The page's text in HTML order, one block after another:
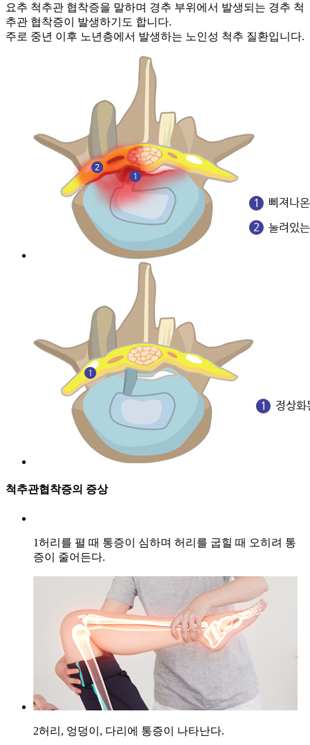
요추 척추관 협착증을 말하며 경추 부위에서 발생되는 경추 척
추관 협착증이 발생하기도 합니다.
주로 중년 이후 노년층에서 발생하는 노인성 척추 질환입니다.
척추관협착증의 증상
1허리를 펼 때 통증이 심하며 허리를 굽힐 때 오히려 통
증이 줄어든다.
2허리, 엉덩이, 다리에 통증이 나타난다.